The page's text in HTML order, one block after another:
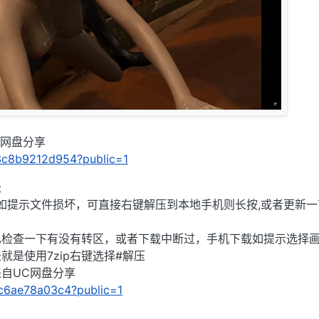
盘分享
提示文件损坏，可直接右键解压到本地手机则长按,或者更新
查一下有没有转区，或者下载中断过，手机下载如提示选择
是使用7zip右键选择#解压
UC网盘分享